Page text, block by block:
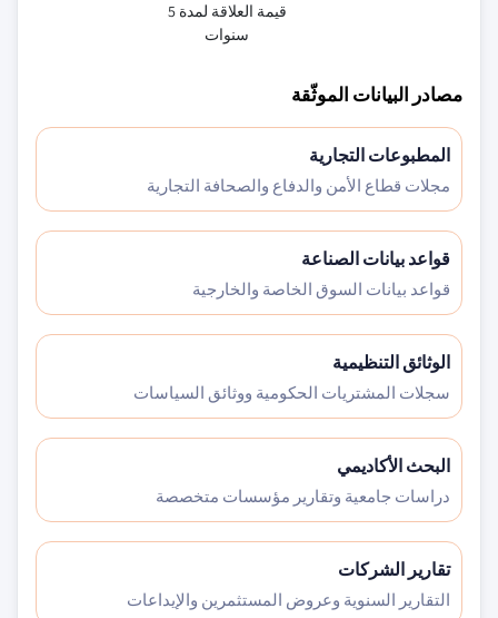
قيمة العلاقة لمدة 5
سنوات
مصادر البيانات الموثّقة
المطبوعات التجارية
مجلات قطاع الأمن والدفاع والصحافة التجارية
قواعد بيانات الصناعة
قواعد بيانات السوق الخاصة والخارجية
الوثائق التنظيمية
سجلات المشتريات الحكومية ووثائق السياسات
البحث الأكاديمي
دراسات جامعية وتقارير مؤسسات متخصصة
تقارير الشركات
التقارير السنوية وعروض المستثمرين والإيداعات